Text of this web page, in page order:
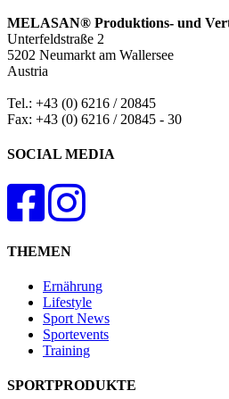
MELASAN® Produktions- und
Unterfeldstraße 2
5202 Neumarkt am Wallersee
Austria
Tel.: +43 (0) 6216 / 20845
Fax: +43 (0) 6216 / 20845 - 30
SOCIAL MEDIA
THEMEN
Ernährung
Lifestyle
Sport News
Sportevents
Training
SPORTPRODUKTE